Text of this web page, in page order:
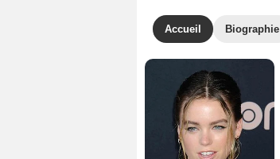
Accueil Biographie